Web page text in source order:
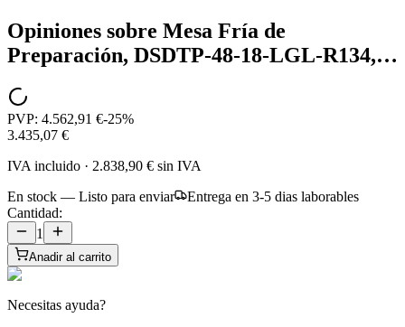
Opiniones sobre Mesa Fría de
Preparación, DSDTP-48-18-LGL-R134,…
PVP: 4.562,91 €-25%
3.435,07 €
IVA incluido · 2.838,90 € sin IVA
En stock — Listo para enviar
Entrega en 3-5 dias laborables
Cantidad:
1
Anadir al carrito
Necesitas ayuda?